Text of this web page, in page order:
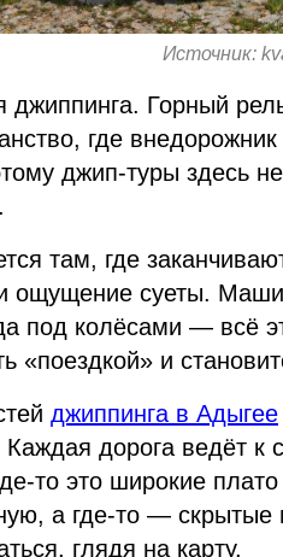
Источник:
джиппинга. Горный
где
джип-туры здесь
там, где
и ощущение суеты.
под колёсами — всё
«поездкой» и
джиппинга в Адыгее
дорога ведёт к
то это широкие
а где-то —
глядя на карту.